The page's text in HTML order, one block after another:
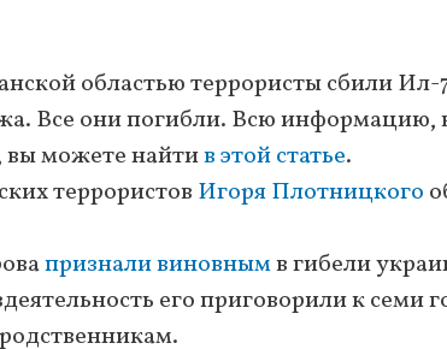
областью террористы сбили Ил-
Все они погибли. Всю информацию,
вы можете найтив этой статье.
террористов Игоря Плотницкого
признали виновнымв гибели
его приговорили к